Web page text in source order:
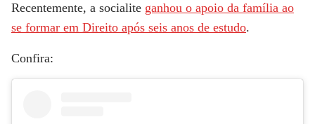
Recentemente, a socialite ganhou o apoio da família ao
se formar em Direito após seis anos de estudo.
Confira: